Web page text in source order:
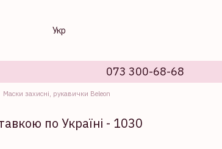
Укр
073 300-68-68
Маски захисні, рукавички Beleon
по Україні - 1030